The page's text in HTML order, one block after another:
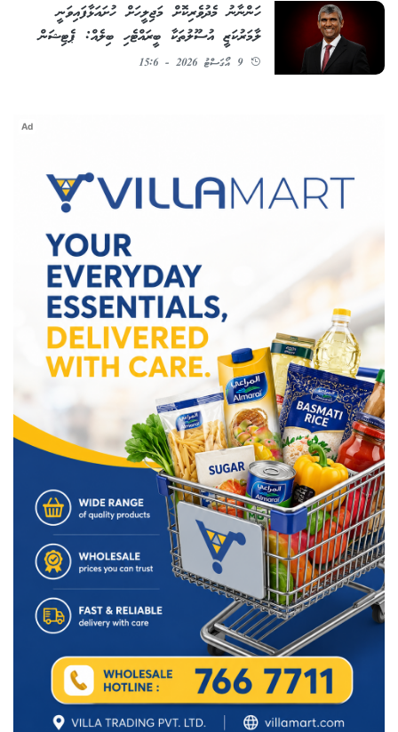
ހަންނާނު މެދުވެރިކޮށް މަޖިލީހަށް ހުށައަޅާފައިވަނީ
ލާމަރުކަޒީ އުސޫލުތަކާ ބީރައްޓެހި ބިލެއް: ޕެޓިޝަން
9 އޯގަސްޓު 2026 - 15:6
Ad